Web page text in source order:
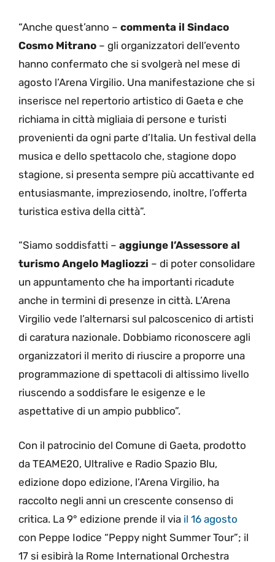
“Anche quest’anno – commenta il Sindaco
Cosmo Mitrano – gli organizzatori dell’evento
hanno confermato che si svolgerà nel mese di
agosto l’Arena Virgilio. Una manifestazione che si
inserisce nel repertorio artistico di Gaeta e che
richiama in città migliaia di persone e turisti
provenienti da ogni parte d’Italia. Un festival della
musica e dello spettacolo che, stagione dopo
stagione, si presenta sempre più accattivante ed
entusiasmante, impreziosendo, inoltre, l’offerta
turistica estiva della città”.
“Siamo soddisfatti – aggiunge l’Assessore al
turismo Angelo Magliozzi – di poter consolidare
un appuntamento che ha importanti ricadute
anche in termini di presenze in città. L’Arena
Virgilio vede l’alternarsi sul palcoscenico di artisti
di caratura nazionale. Dobbiamo riconoscere agli
organizzatori il merito di riuscire a proporre una
programmazione di spettacoli di altissimo livello
riuscendo a soddisfare le esigenze e le
aspettative di un ampio pubblico”.
Con il patrocinio del Comune di Gaeta, prodotto
da TEAME20, Ultralive e Radio Spazio Blu,
edizione dopo edizione, l’Arena Virgilio, ha
raccolto negli anni un crescente consenso di
critica. La 9° edizione prende il via il 16 agosto
con Peppe Iodice “Peppy night Summer Tour”; il
17 si esibirà la Rome International Orchestra